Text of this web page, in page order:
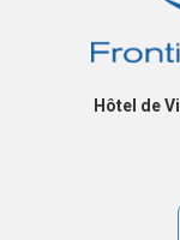
Hôtel de